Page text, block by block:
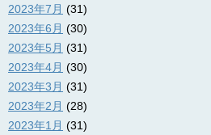
2023年7月 (31)
2023年6月 (30)
2023年5月 (31)
2023年4月 (30)
2023年3月 (31)
2023年2月 (28)
2023年1月 (31)